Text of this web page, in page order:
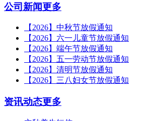
公司新闻更多
【2026】中秋节放假通知
【2026】六一儿童节放假通知
【2026】端午节放假通知
【2026】五一劳动节放假通知
【2026】清明节放假通知
【2026】三八妇女节放假通知
资讯动态更多